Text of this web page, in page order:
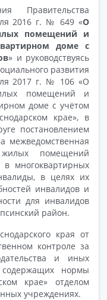
Правительства
2016 г. № 649 «О
помещений
и
доме с
» и руководствуясь
развития
2017 г. № 106 «О
помещений и
доме с учётом
крае», в
постановлением
межведомственная
помещений
многоквартирных
в целях их
инвалидов и
для инвалидов
район.
края от
контроле за
и иных
нормы
крае» отделом
учреждениях.